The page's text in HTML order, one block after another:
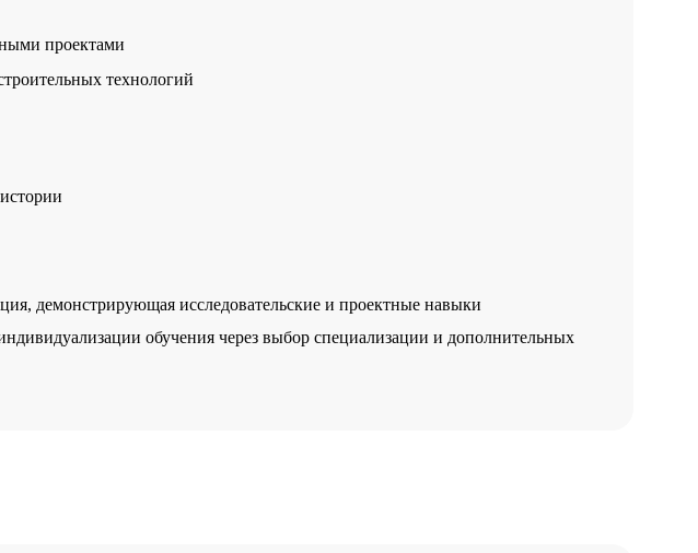
проектами
технологий
демонстрирующая исследовательские и проектные навыки
обучения через выбор специализации и дополнительных